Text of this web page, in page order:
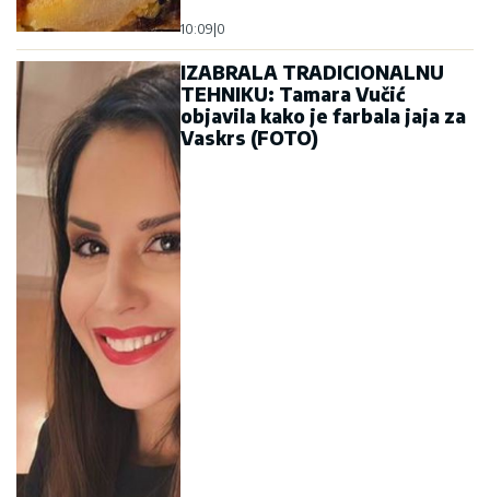
10:09 0
IZABRALA TRADICIONALNU
TEHNIKU: Tamara Vučić
objavila kako je farbala jaja za
Vaskrs (FOTO)